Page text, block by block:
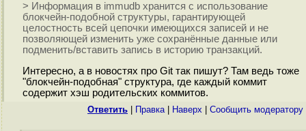
> Информация в immudb хранится с использование
блокчейн-подобной структуры, гарантирующей
целостность всей цепочки имеющихся записей и не
позволяющей изменить уже сохранённые данные или
подменить/вставить запись в историю транзакций.
Интересно, а в новостях про Git так пишут? Там ведь тоже
"блокчейн-подобная" структура, где каждый коммит
содержит хэш родительских коммитов.
Ответить Правка| Наверх Cообщить модератору